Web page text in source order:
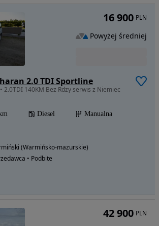
2.0 TDI Sportline
2.0TDI 140KM Bez Rdzy serwis z Niemiec
Diesel
Manualna
(Warmińsko-mazurskie)
• Podbite
16 900 PLN
Powyżej średniej
42 900 PLN